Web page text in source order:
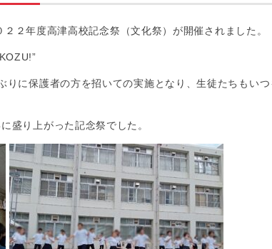
２年度高津高校記念祭（文化祭）が開催されました。
KOZU!”
りに保護者の方を招いての実施となり、生徒たちもいつ
盛り上がった記念祭でした。